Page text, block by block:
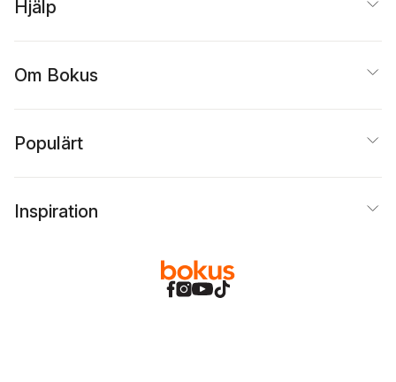
Hjälp
Om Bokus
Populärt
Inspiration